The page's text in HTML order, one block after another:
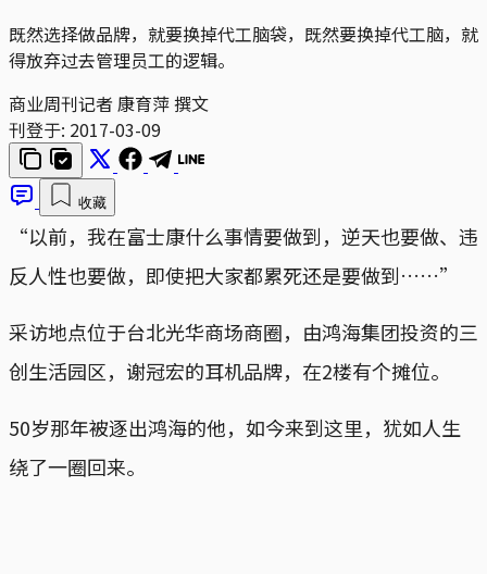
既然选择做品牌，就要换掉代工脑袋，既然要换掉代工脑，就
得放弃过去管理员工的逻辑。
商业周刊记者 康育萍 撰文
刊登于: 2017-03-09
收藏
“以前，我在富士康什么事情要做到，逆天也要做、违
反人性也要做，即使把大家都累死还是要做到……”
采访地点位于台北光华商场商圈，由鸿海集团投资的三
创生活园区，谢冠宏的耳机品牌，在2楼有个摊位。
50岁那年被逐出鸿海的他，如今来到这里，犹如人生
绕了一圈回来。